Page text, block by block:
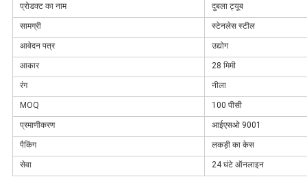
प्रोडक्ट का नाम दुबला ट्यूब
सामग्री स्टेनलेस स्टील
आवेदन पत्र उद्योग
आकार 28 मिमी
रंग नीला
MOQ 100 पीसी
प्रमाणीकरण आईएसओ 9001
पैकिंग लकड़ी का केस
सेवा 24 घंटे ऑनलाइन